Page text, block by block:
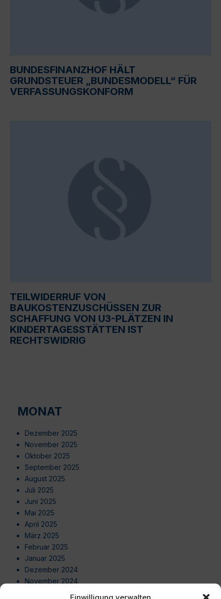
BUNDESFINANZHOF HÄLT
GRUNDSTEUER „BUNDESMODELL“ FÜR
VERFASSUNGSKONFORM
TEILWIDERRUF VON
BAUKOSTENZUSCHÜSSEN ZUR
SCHAFFUNG VON U3-PLÄTZEN IN
KINDERTAGESSTÄTTEN IST
RECHTSWIDRIG
MONAT
Dezember 2025
November 2025
Oktober 2025
September 2025
August 2025
Juli 2025
Juni 2025
Mai 2025
April 2025
März 2025
Februar 2025
Januar 2025
Dezember 2024
November 2024